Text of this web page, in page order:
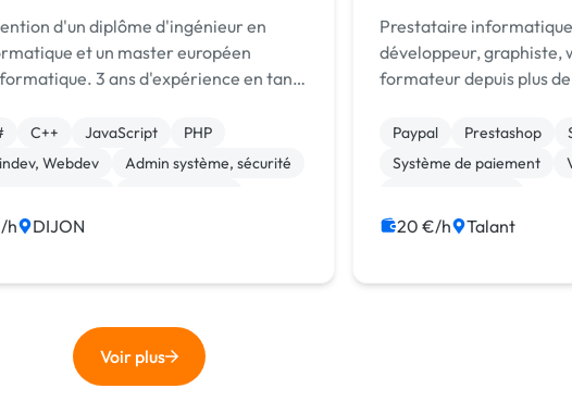
d'un diplôme d'ingénieur en
et un master européen
3 ans d'expérience en tant
d'expérience en tant que chef de projet
C++ JavaScript
PHP
Webdev
Admin système, sécurité
et réseaux
h DIJON
Prestataire
développeur, graphiste,
formateur depuis plus
Paypal Prestashop
Système de paiement
Création de site internet
20 €/h Talant
Voir plus